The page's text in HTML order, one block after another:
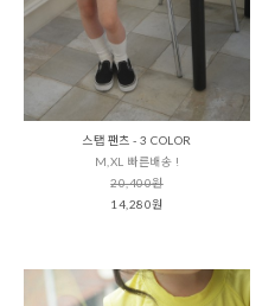
스탭 팬츠 - 3 COLOR
M,XL 빠른배송 !
20,400원
14,280원